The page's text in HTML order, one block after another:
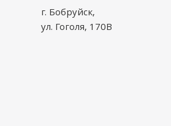
г. Бобруйск,
ул. Гоголя, 170В